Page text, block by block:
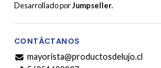
Desarrollado porJumpseller.
CONTÁCTANOS
mayorista@productosdelujo.cl